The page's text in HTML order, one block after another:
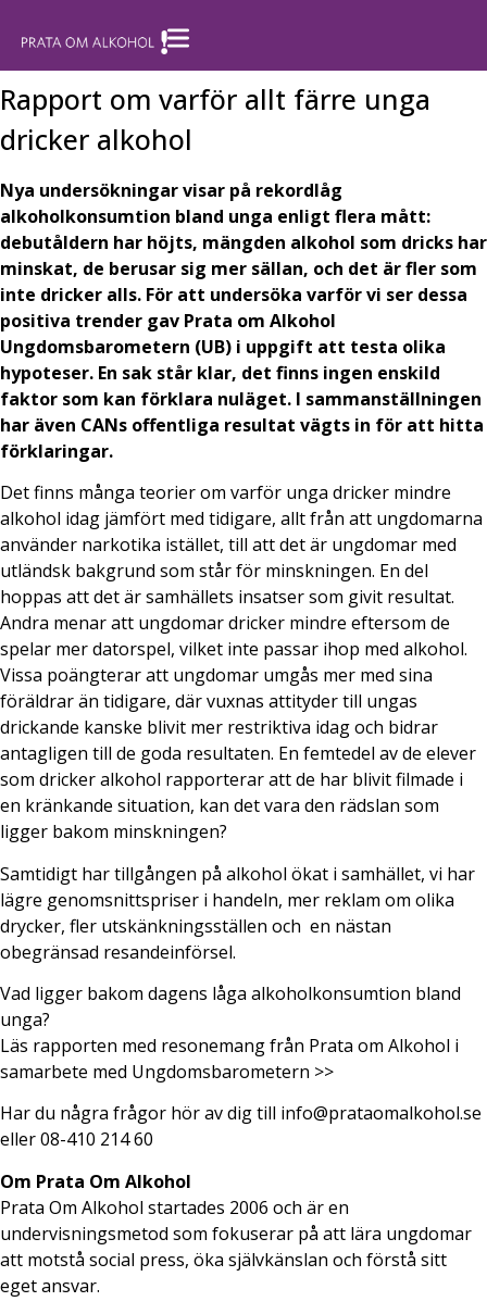
Rapport om varför allt färre unga
dricker alkohol
Nya undersökningar visar på rekordlåg
alkoholkonsumtion bland unga enligt flera mått:
debutåldern har höjts, mängden alkohol som dricks har
minskat, de berusar sig mer sällan, och det är fler som
inte dricker alls. För att undersöka varför vi ser dessa
positiva trender gav Prata om Alkohol
Ungdomsbarometern (UB) i uppgift att testa olika
hypoteser. En sak står klar, det finns ingen enskild
faktor som kan förklara nuläget. I sammanställningen
har även CANs offentliga resultat vägts in för att hitta
förklaringar.
Det finns många teorier om varför unga dricker mindre
alkohol idag jämfört med tidigare, allt från att ungdomarna
använder narkotika istället, till att det är ungdomar med
utländsk bakgrund som står för minskningen. En del
hoppas att det är samhällets insatser som givit resultat.
Andra menar att ungdomar dricker mindre eftersom de
spelar mer datorspel, vilket inte passar ihop med alkohol.
Vissa poängterar att ungdomar umgås mer med sina
föräldrar än tidigare, där vuxnas attityder till ungas
drickande kanske blivit mer restriktiva idag och bidrar
antagligen till de goda resultaten. En femtedel av de elever
som dricker alkohol rapporterar att de har blivit filmade i
en kränkande situation, kan det vara den rädslan som
ligger bakom minskningen?
Samtidigt har tillgången på alkohol ökat i samhället, vi har
lägre genomsnittspriser i handeln, mer reklam om olika
drycker, fler utskänkningsställen och en nästan
obegränsad resandeinförsel.
Vad ligger bakom dagens låga alkoholkonsumtion bland
unga?
Läs rapporten med resonemang från Prata om Alkohol i
samarbete med Ungdomsbarometern >>
Har du några frågor hör av dig till info@prataomalkohol.se
eller 08-410 214 60
Om Prata Om Alkohol
Prata Om Alkohol startades 2006 och är en
undervisningsmetod som fokuserar på att lära ungdomar
att motstå social press, öka självkänslan och förstå sitt
eget ansvar.